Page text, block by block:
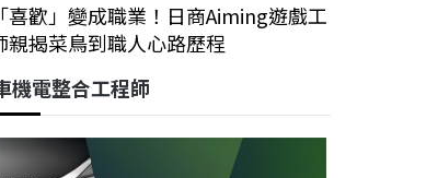
喜歡」變成職業！日商Aiming遊戲工
親揭菜鳥到職人心路歷程
機電整合工程師